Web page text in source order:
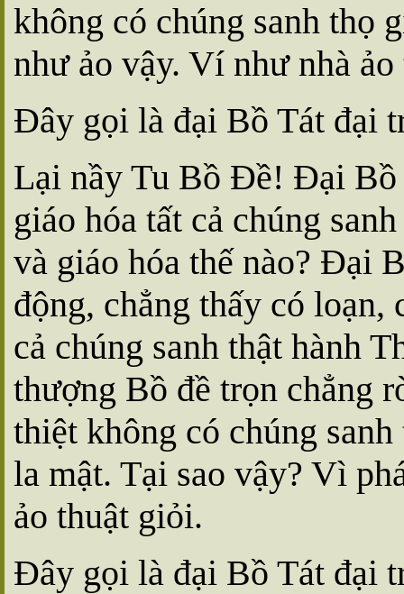
không có chúng sanh thọ
như ảo vậy. Ví như nhà
Ðây gọi là đại Bồ Tát đại
Lại nầy Tu Bồ Ðề! Ðại Bồ
giáo hóa tất cả chúng
và giáo hóa thế nào? Ðại
động, chẳng thấy có loạn,
cả chúng sanh thật hành
thượng Bồ đề trọn chẳng
thiệt không có chúng
la mật. Tại sao vậy? Vì
ảo thuật giỏi.
Ðây gọi là đại Bồ Tát đại